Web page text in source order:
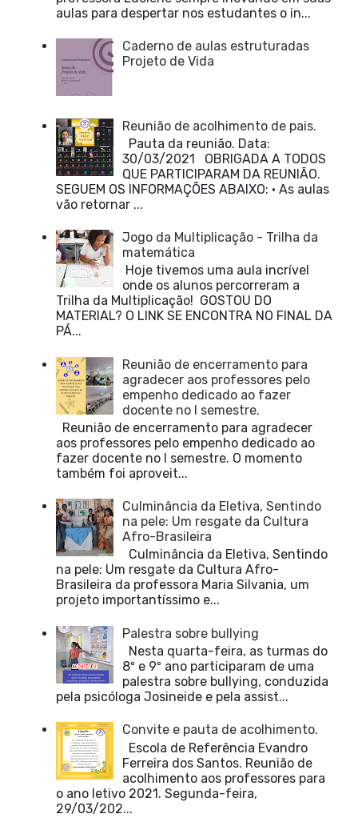
aulas para despertar nos estudantes o in...
Caderno de aulas estruturadas
Projeto de Vida
Reunião de acolhimento de pais.
Pauta da reunião. Data:
30/03/2021 OBRIGADA A TODOS
QUE PARTICIPARAM DA REUNIÃO.
SEGUEM OS INFORMAÇÕES ABAIXO: • As aulas
vão retornar ...
Jogo da Multiplicação - Trilha da
matemática
Hoje tivemos uma aula incrível
onde os alunos percorreram a
Trilha da Multiplicação! GOSTOU DO
MATERIAL? O LINK SE ENCONTRA NO FINAL DA
PÁ...
Reunião de encerramento para
agradecer aos professores pelo
empenho dedicado ao fazer
docente no I semestre.
Reunião de encerramento para agradecer
aos professores pelo empenho dedicado ao
fazer docente no I semestre. O momento
também foi aproveit...
Culminância da Eletiva, Sentindo
na pele: Um resgate da Cultura
Afro-Brasileira
Culminância da Eletiva, Sentindo
na pele: Um resgate da Cultura Afro-
Brasileira da professora Maria Silvania, um
projeto importantíssimo e...
Palestra sobre bullying
Nesta quarta-feira, as turmas do
8º e 9º ano participaram de uma
palestra sobre bullying, conduzida
pela psicóloga Josineide e pela assist...
Convite e pauta de acolhimento.
Escola de Referência Evandro
Ferreira dos Santos. Reunião de
acolhimento aos professores para
o ano letivo 2021. Segunda-feira,
29/03/202...